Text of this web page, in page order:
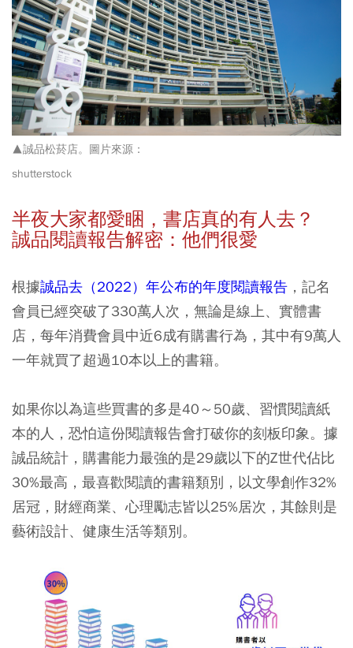
▲誠品松菸店。圖片來源：
shutterstock
半夜大家都愛睏，書店真的有人去？
誠品閱讀報告解密：他們很愛
根據誠品去（2022）年公布的年度閱讀報告 ，記名
會員已經突破了330萬人次，無論是線上、實體書
店，每年消費會員中近6成有購書行為，其中有9萬人
一年就買了超過10本以上的書籍。
如果你以為這些買書的多是40～50歲、習慣閱讀紙
本的人，恐怕這份閱讀報告會打破你的刻板印象。據
誠品統計，購書能力最強的是29歲以下的Z世代佔比
30%最高，最喜歡閱讀的書籍類別，以文學創作32%
居冠，財經商業、心理勵志皆以25%居次，其餘則是
藝術設計、健康生活等類別。